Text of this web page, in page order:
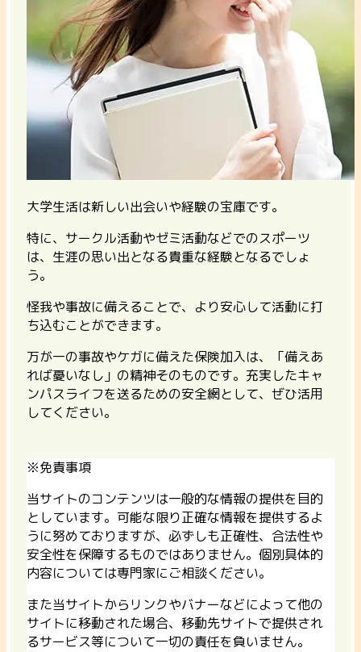
大学生活は新しい出会いや経験の宝庫です。
特に、サークル活動やゼミ活動などでのスポーツ
は、生涯の思い出となる貴重な経験となるでしょ
う。
怪我や事故に備えることで、より安心して活動に打
ち込むことができます。
万が一の事故やケガに備えた保険加入は、「備えあ
れば憂いなし」の精神そのものです。充実したキャ
ンパスライフを送るための安全網として、ぜひ活用
してください。
※免責事項
当サイトのコンテンツは一般的な情報の提供を目的
としています。可能な限り正確な情報を提供するよ
うに努めておりますが、必ずしも正確性、合法性や
安全性を保障するものではありません。個別具体的
内容については専門家にご相談ください。
また当サイトからリンクやバナーなどによって他の
サイトに移動された場合、移動先サイトで提供され
るサービス等について一切の責任を負いません。